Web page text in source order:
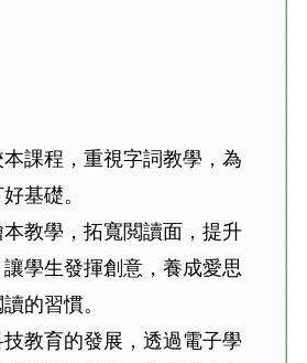
課程，重視字詞教學，為
基礎。
教學，拓寬閲讀面，提升
學生發揮創意，養成愛思
的習慣。
教育的發展，透過電子學